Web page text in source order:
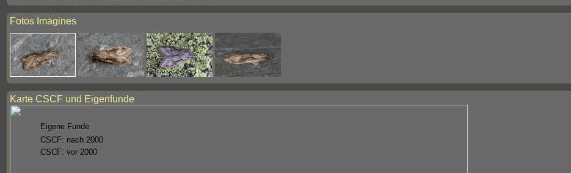
Fotos Imagines
Karte CSCF und Eigenfunde
Eigene Funde
CSCF: nach 2000
CSCF: vor 2000